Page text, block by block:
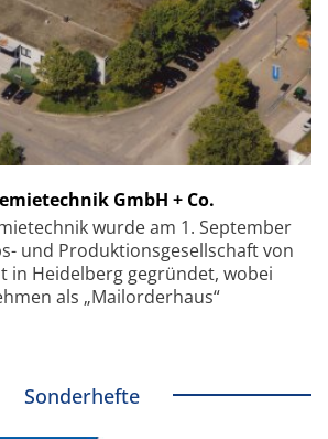
GmbH + Co.
wurde am 1. September
und Produktionsgesellschaft von
in Heidelberg gegründet, wobei
als „Mailorderhaus“
Sonderhefte